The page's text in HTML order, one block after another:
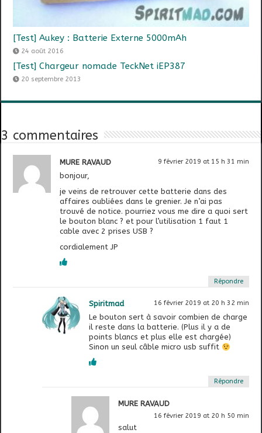
[Test] Aukey : Batterie Externe 5000mAh
24 août 2016
[Test] Chargeur nomade TeckNet iEP387
20 septembre 2013
3 commentaires
MURE RAVAUD 9 février 2019 at 15 h 31 min
bonjour,
je veins de retrouver cette batterie dans des
affaires oubliées dans le grenier. Je n’ai pas
trouvé de notice. pourriez vous me dire a quoi sert
le bouton blanc ? et pour l’utilisation 1 faut 1
cable avec 2 prises USB ?
cordialement JP
Répondre
Spiritmad 16 février 2019 at 20 h 32 min
Le bouton sert à savoir combien de charge
il reste dans la batterie. (Plus il y a de
points blancs et plus elle est chargée)
Sinon un seul câble micro usb suffit
Répondre
MURE RAVAUD
16 février 2019 at 20 h 50 min
salut